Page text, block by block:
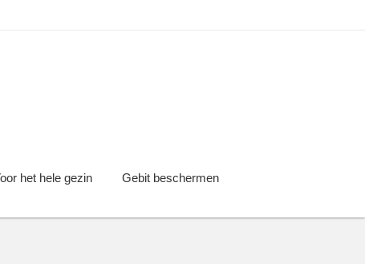
het hele gezin Gebit beschermen